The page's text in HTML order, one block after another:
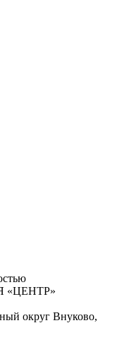
округ Внуково,